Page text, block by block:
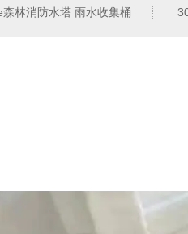
林消防水塔 雨水收集桶